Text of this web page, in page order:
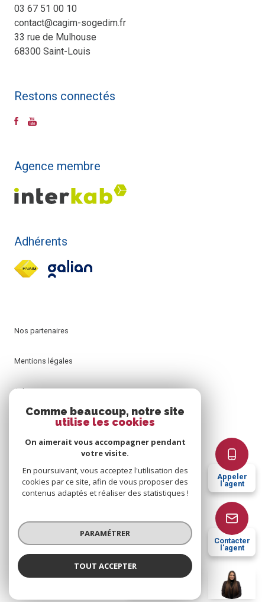
Eva GUERREIRO
Appeler
l'agent
Contacter
l'agent
03 67 51 00 10
contact@cagim-sogedim.fr
33 rue de Mulhouse
68300 Saint-Louis
Restons connectés
Agence membre
Adhérents
Nos partenaires
Mentions légales
Admin
Nos honoraires
Cookies
© 2026 | Tous droits réservés
Réalisé par
Comme beaucoup, notre site
utilise les cookies
On aimerait vous accompagner pendant
votre visite.
En poursuivant, vous acceptez l'utilisation des
cookies par ce site, afin de vous proposer des
contenus adaptés et réaliser des statistiques !
PARAMÉTRER
TOUT ACCEPTER